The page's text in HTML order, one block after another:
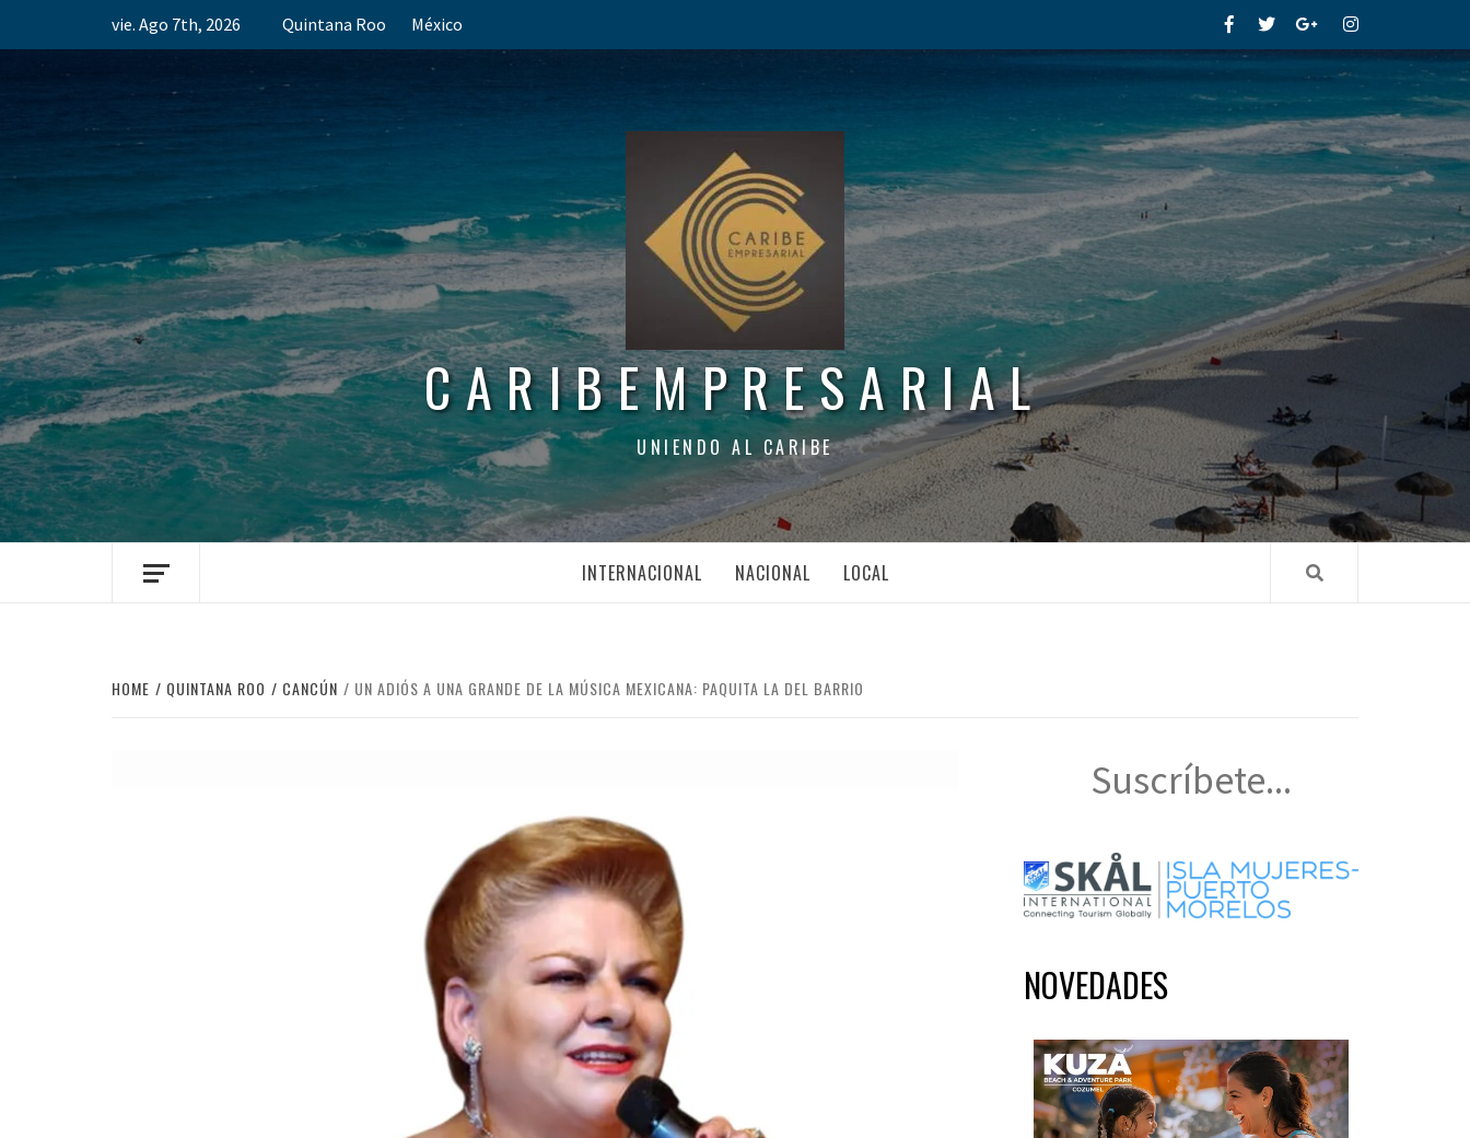
vie. Ago 7th, 2026 Quintana Roo México FacebookTwitterGoogle+Instagram
CARIBEMPRESARIAL
UNIENDO AL CARIBE
INTERNACIONAL NACIONAL LOCAL
HOME QUINTANA ROO CANCÚN UN ADIÓS A UNA GRANDE DE LA MÚSICA MEXICANA: PAQUITA LA DEL BARRIO
Suscríbete...
NOVEDADES